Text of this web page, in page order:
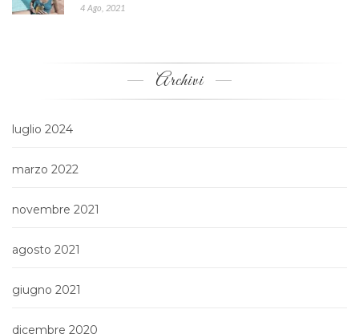
4 Ago, 2021
Archivi
luglio 2024
marzo 2022
novembre 2021
agosto 2021
giugno 2021
dicembre 2020